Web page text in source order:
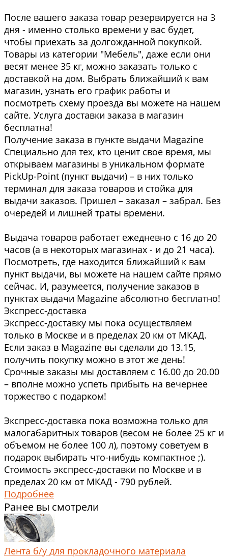
После вашего заказа товар резервируется на 3
дня - именно столько времени у вас будет,
чтобы приехать за долгожданной покупкой.
Товары из категории "Мебель", даже если они
весят менее 35 кг, можно заказать только с
доставкой на дом. Выбрать ближайший к вам
магазин, узнать его график работы и
посмотреть схему проезда вы можете на нашем
сайте. Услуга доставки заказа в магазин
бесплатна!
Получение заказа в пункте выдачи Magazine
Специально для тех, кто ценит свое время, мы
открываем магазины в уникальном формате
PickUp-Point (пункт выдачи) – в них только
терминал для заказа товаров и стойка для
выдачи заказов. Пришел – заказал – забрал. Без
очередей и лишней траты времени.
Выдача товаров работает ежедневно с 16 до 20
часов (а в некоторых магазинах - и до 21 часа).
Посмотреть, где находится ближайший к вам
пункт выдачи, вы можете на нашем сайте прямо
сейчас. И, разумеется, получение заказов в
пунктах выдачи Magazine абсолютно бесплатно!
Экспресс-доставка
Экспресс-доставку мы пока осуществляем
только в Москве и в пределах 20 км от МКАД.
Если заказ в Magazine вы сделали до 13.15,
получить покупку можно в этот же день!
Срочные заказы мы доставляем с 16.00 до 20.00
– вполне можно успеть прибыть на вечернее
торжество с подарком!
Экспресс-доставка пока возможна только для
малогабаритных товаров (весом не более 25 кг и
объемом не более 100 л), поэтому советуем в
подарок выбирать что-нибудь компактное ;).
Стоимость экспресс-доставки по Москве и в
пределах 20 км от МКАД - 790 рублей.
Подробнее
Ранее вы смотрели
Лента б/у для прокладочного материала